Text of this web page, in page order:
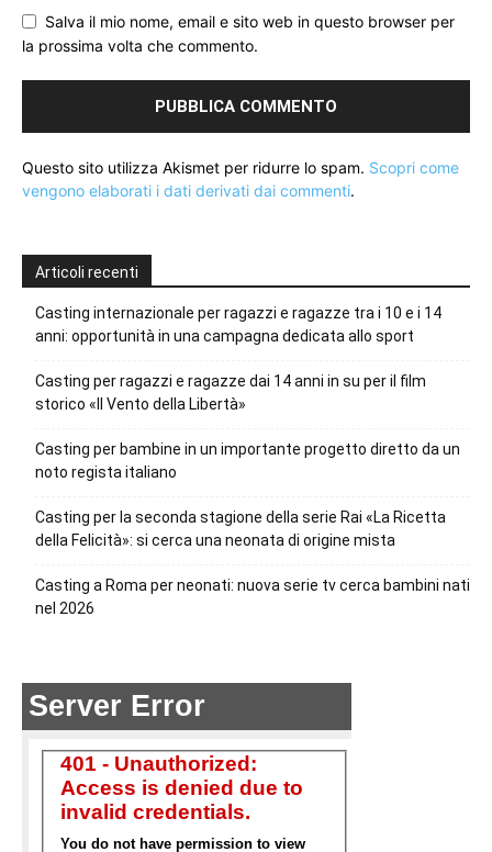
Salva il mio nome, email e sito web in questo browser per
la prossima volta che commento.
Questo sito utilizza Akismet per ridurre lo spam. Scopri come
vengono elaborati i dati derivati dai commenti.
Articoli recenti
Casting internazionale per ragazzi e ragazze tra i 10 e i 14
anni: opportunità in una campagna dedicata allo sport
Casting per ragazzi e ragazze dai 14 anni in su per il film
storico «Il Vento della Libertà»
Casting per bambine in un importante progetto diretto da un
noto regista italiano
Casting per la seconda stagione della serie Rai «La Ricetta
della Felicità»: si cerca una neonata di origine mista
Casting a Roma per neonati: nuova serie tv cerca bambini nati
nel 2026